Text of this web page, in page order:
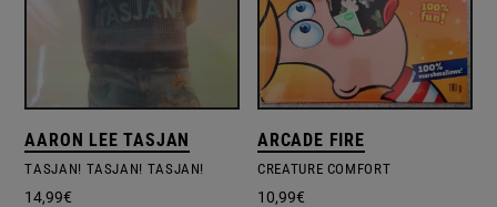
AARON LEE TASJAN
TASJAN! TASJAN! TASJAN!
14,99€
ARCADE FIRE
CREATURE COMFORT
10,99€